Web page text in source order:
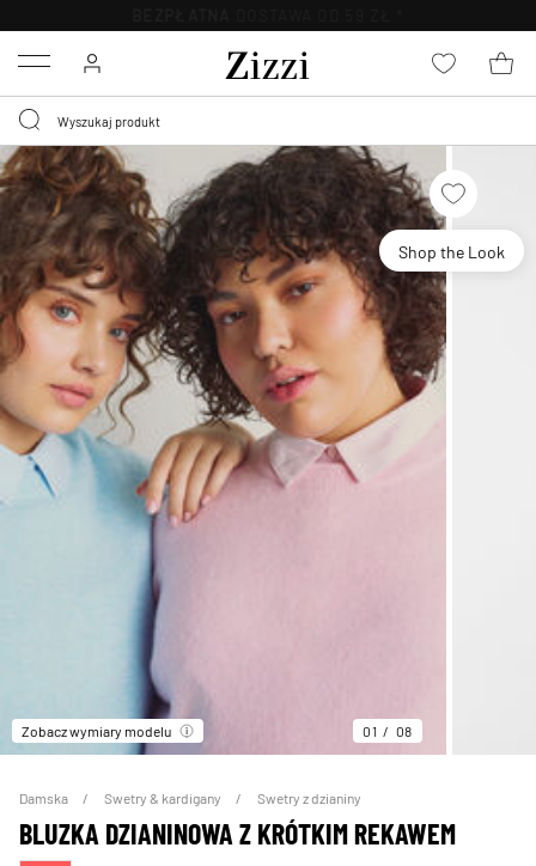
Menu
Shop the Look
Zobacz wymiary modelu 01 08
Damska Swetry & kardigany Swetry z dzianiny
BLUZKA DZIANINOWA Z KRÓTKIM REKAWEM